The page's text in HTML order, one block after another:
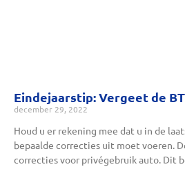
Eindejaarstip: Vergeet de
december 29, 2022
Houd u er rekening mee dat u in de
bepaalde correcties uit moet voeren.
correcties voor privégebruik auto. Dit